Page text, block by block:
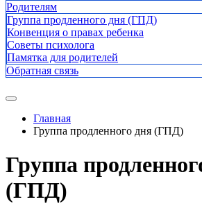
Родителям
Группа продленного дня (ГПД)
Конвенция о правах ребенка
Советы психолога
Памятка для родителей
Обратная связь
Главная
Группа продленного дня (ГПД)
Группа
(ГПД)